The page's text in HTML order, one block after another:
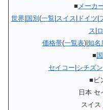
■ メーカ
世界 国別 (一覧 スイス ドイツ
ス
価格帯(一覧表)| 知名
■
セイコー シチズン
■ビ
日本 セ
スイス